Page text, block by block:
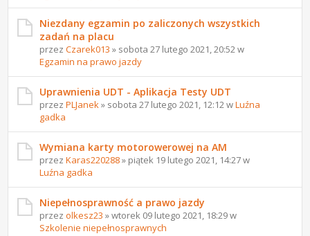
Niezdany egzamin po zaliczonych wszystkich
zadań na placu
przezCzarek013 » sobota 27 lutego 2021, 20:52 w
Egzamin na prawo jazdy
Uprawnienia UDT - Aplikacja Testy UDT
przezPLJanek » sobota 27 lutego 2021, 12:12 wLuźna
gadka
Wymiana karty motorowerowej na AM
przezKaras220288» piątek 19 lutego 2021, 14:27 w
Luźna gadka
Niepełnosprawność a prawo jazdy
przezolkesz23 » wtorek 09 lutego 2021, 18:29 w
Szkolenie niepełnosprawnych